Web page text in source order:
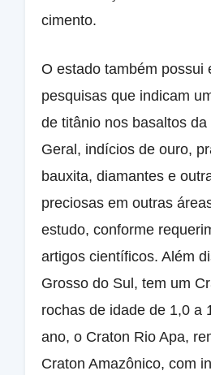
cimento.
O estado também possui
pesquisas que indicam
de titânio nos basaltos
Geral, indícios de ouro,
bauxita, diamantes e
preciosas em outras
estudo, conforme
artigos científicos. Além
Grosso do Sul, tem um
rochas de idade de 1,0 a
ano, o Craton Rio Apa,
Craton Amazônico, com